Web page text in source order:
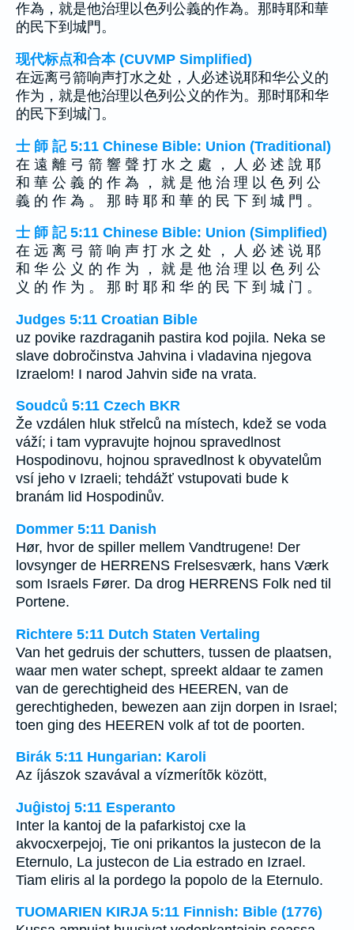
作為，就是他治理以色列公義的作為。那時耶和華
的民下到城門。
现代标点和合本 (CUVMP Simplified)
在远离弓箭响声打水之处，人必述说耶和华公义的
作为，就是他治理以色列公义的作为。那时耶和华
的民下到城门。
士 師 記 5:11 Chinese Bible: Union (Traditional)
在 遠 離 弓 箭 響 聲 打 水 之 處 ， 人 必 述 說 耶
和 華 公 義 的 作 為 ， 就 是 他 治 理 以 色 列 公
義 的 作 為 。 那 時 耶 和 華 的 民 下 到 城 門 。
士 師 記 5:11 Chinese Bible: Union (Simplified)
在 远 离 弓 箭 响 声 打 水 之 处 ， 人 必 述 说 耶
和 华 公 义 的 作 为 ， 就 是 他 治 理 以 色 列 公
义 的 作 为 。 那 时 耶 和 华 的 民 下 到 城 门 。
Judges 5:11 Croatian Bible
uz povike razdraganih pastira kod pojila. Neka se
slave dobročinstva Jahvina i vladavina njegova
Izraelom! I narod Jahvin siđe na vrata.
Soudců 5:11 Czech BKR
Že vzdálen hluk střelců na místech, kdež se voda
váží; i tam vypravujte hojnou spravedlnost
Hospodinovu, hojnou spravedlnost k obyvatelům
vsí jeho v Izraeli; tehdážť vstupovati bude k
branám lid Hospodinův.
Dommer 5:11 Danish
Hør, hvor de spiller mellem Vandtrugene! Der
lovsynger de HERRENS Frelsesværk, hans Værk
som Israels Fører. Da drog HERRENS Folk ned til
Portene.
Richtere 5:11 Dutch Staten Vertaling
Van het gedruis der schutters, tussen de plaatsen,
waar men water schept, spreekt aldaar te zamen
van de gerechtigheid des HEEREN, van de
gerechtigheden, bewezen aan zijn dorpen in Israel;
toen ging des HEEREN volk af tot de poorten.
Birák 5:11 Hungarian: Karoli
Az íjászok szavával a vízmerítõk között,
Juĝistoj 5:11 Esperanto
Inter la kantoj de la pafarkistoj cxe la
akvocxerpejoj, Tie oni prikantos la justecon de la
Eternulo, La justecon de Lia estrado en Izrael.
Tiam eliris al la pordego la popolo de la Eternulo.
TUOMARIEN KIRJA 5:11 Finnish: Bible (1776)